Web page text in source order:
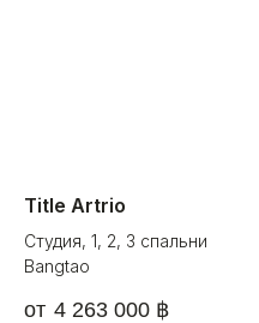
Title Artrio
Студия, 1, 2, 3 спальни
Bangtao
4 263 000 ฿
Facebook
FAQ